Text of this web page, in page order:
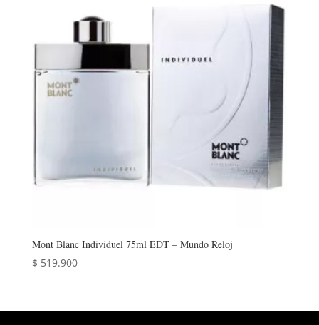
Mont Blanc Individuel 75ml EDT – Mundo Reloj
$ 519.900